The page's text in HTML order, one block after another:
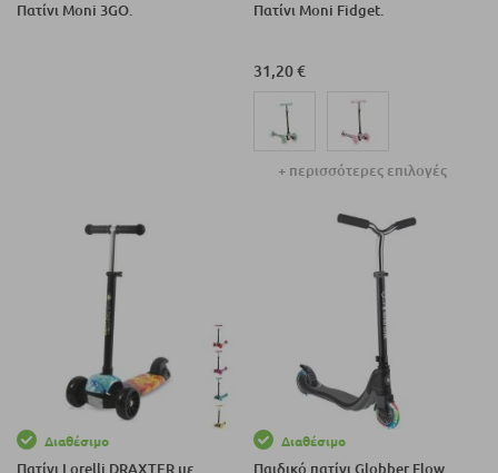
Πατίνι Moni 3GO. Πατίνι Moni Fidget.
31,20 €
+ περισσότερες επιλογές
Διαθέσιμο
Πατίνι Lorelli DRAXTER με
Διαθέσιμο
Παιδικό πατίνι Globber Flow